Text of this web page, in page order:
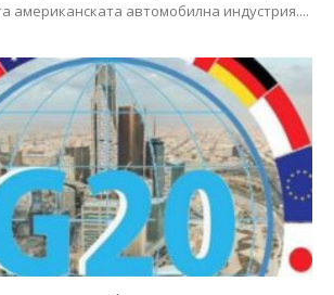
американската автомобилна индустрия....